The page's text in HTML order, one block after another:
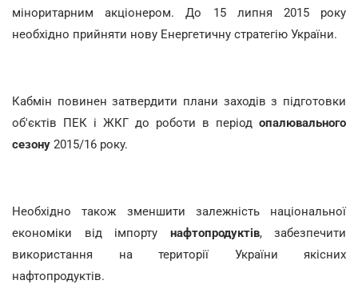
міноритарним акціонером. До 15 липня 2015 року
необхідно прийняти нову Енергетичну стратегію України.
Кабмін повинен затвердити плани заходів з підготовки
об'єктів ПЕК і ЖКГ до роботи в період опалювального
сезону 2015/16 року.
Необхідно також зменшити залежність національної
економіки від імпорту нафтопродуктів, забезпечити
використання на території України якісних
нафтопродуктів.